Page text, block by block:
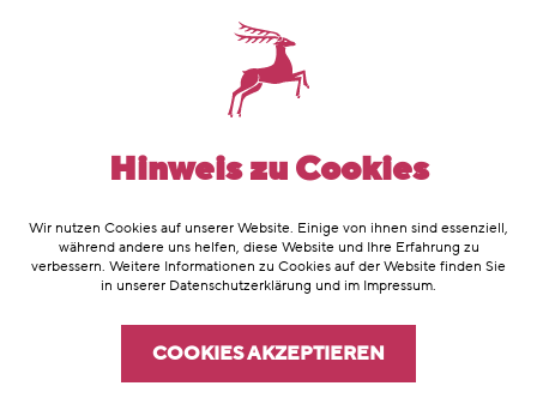
zum Beispiel zur Saladinaspitze, zum
Roggelskopf oder rund um den
Formaletsch. Noch entspannter wird
die Radltour mit einem
Hotel Hubertus stehen Ihnen zwei E-
Hinweis zu Cookies
Wir nutzen Cookies auf unserer Website. Einige von ihnen sind essenziell,
während andere uns helfen, diese Website und Ihre Erfahrung zu
verbessern. Weitere Informationen zu Cookies auf der Website finden Sie
in unserer Datenschutzerklärung und im Impressum.
COOKIES AKZEPTIEREN